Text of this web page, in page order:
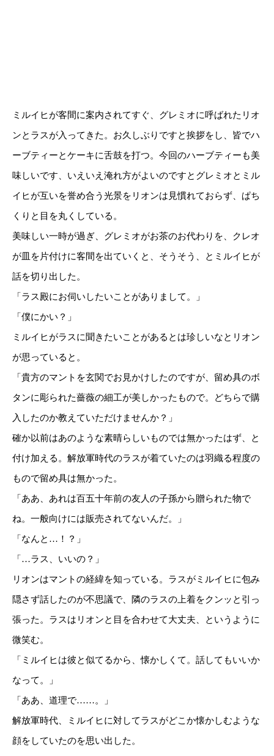
ミルイヒが客間に案内されてすぐ、グレミオに呼ばれたリオ
ンとラスが入ってきた。お久しぶりですと挨拶をし、皆でハ
ーブティーとケーキに舌鼓を打つ。今回のハーブティーも美
味しいです、いえいえ淹れ方がよいのですとグレミオとミル
イヒが互いを誉め合う光景をリオンは見慣れておらず、ぱち
くりと目を丸くしている。
美味しい一時が過ぎ、グレミオがお茶のお代わりを、クレオ
が皿を片付けに客間を出ていくと、そうそう、とミルイヒが
話を切り出した。
「ラス殿にお伺いしたいことがありまして。」
「僕にかい？」
ミルイヒがラスに聞きたいことがあるとは珍しいなとリオン
が思っていると。
「貴方のマントを玄関でお見かけしたのですが、留め具のボ
タンに彫られた薔薇の細工が美しかったもので。どちらで購
入したのか教えていただけませんか？」
確か以前はあのような素晴らしいものでは無かったはず、と
付け加える。解放軍時代のラスが着ていたのは羽織る程度の
もので留め具は無かった。
「ああ、あれは百五十年前の友人の子孫から贈られた物で
ね。一般向けには販売されてないんだ。」
「なんと…！？」
「…ラス、いいの？」
リオンはマントの経緯を知っている。ラスがミルイヒに包み
隠さず話したのが不思議で、隣のラスの上着をクンッと引っ
張った。ラスはリオンと目を合わせて大丈夫、というように
微笑む。
「ミルイヒは彼と似てるから、懐かしくて。話してもいいか
なって。」
「ああ、道理で……。」
解放軍時代、ミルイヒに対してラスがどこか懐かしむような
顔をしていたのを思い出した。